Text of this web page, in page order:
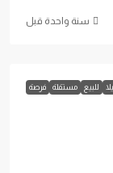
‏سنة واحدة قبل
للبيع مستقلة فرصة